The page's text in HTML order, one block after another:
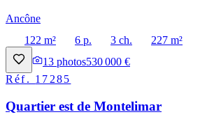
Ancône
122 m²
6 p. 3 ch.
227 m²
13 photos530 000 €
Réf. 17285
Quartier est de Montelimar